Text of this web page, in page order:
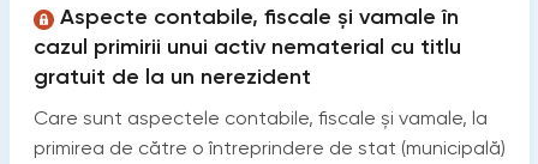
Aspecte contabile, fiscale și vamale în
cazul primirii unui activ nematerial cu titlu
gratuit de la un nerezident
Care sunt aspectele contabile, fiscale și vamale, la
primirea de către o întreprindere de stat (municipală)